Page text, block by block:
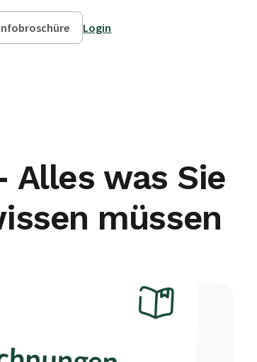
Login
Alles was Sie
müssen